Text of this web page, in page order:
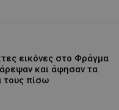
εικόνες στο Φράγμα
και άφησαν τα
τους πίσω